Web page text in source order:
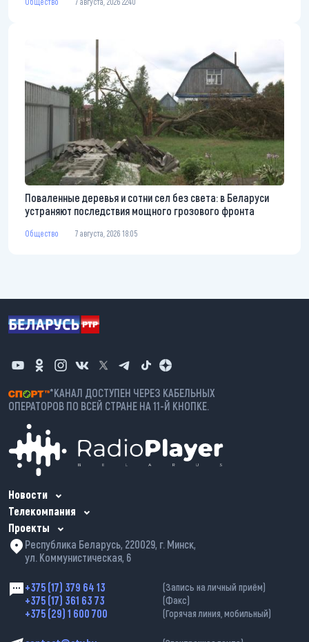
Поваленные деревья и сотни сел без света: в Беларуси
устраняют последствия мощного грозового фронта
Общество 7 августа, 2026 18:05
*КАНАЛ ДОСТУПЕН ЧЕРЕЗ КАБЕЛЬНЫХ
ОПЕРАТОРОВ ПО ВСЕЙ СТРАНЕ НА 11-Й КНОПКЕ.
Новости
Телекомпания
Проекты
Республика Беларусь, 220029, г. Минск,
ул. Коммунистическая, 6
+375 (17) 379 64 13 (Запись на личный приём)
+375 (17) 361 63 73 (Факс)
+375 (29) 1 600 700 (Горячая линия, мобильный)